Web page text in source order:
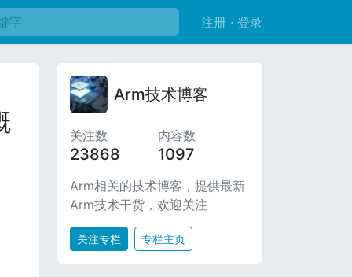
注册 · 登录
Arm技术博客
关注数
23868
内容数
1097
Arm相关的技术博客，提供最新
Arm技术干货，欢迎关注
关注专栏 专栏主页